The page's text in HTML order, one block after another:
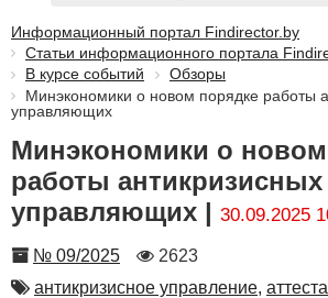
Информационный портал Findirector.by
Статьи информационного портала
В курсе событий
Обзоры
Минэкономики о новом порядке работы
управляющих
Минэкономики о
работы антикризисных
управляющих | 30.09.2025
Номер
№ 09/2025
Количество
2623
Автор
антикризисное управление,